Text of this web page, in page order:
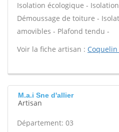
Isolation écologique -
Démoussage de toiture -
amovibles - Plafond tendu -
Voir la fiche artisan :
M.a.i Sne d'allier
Artisan
Département: 03